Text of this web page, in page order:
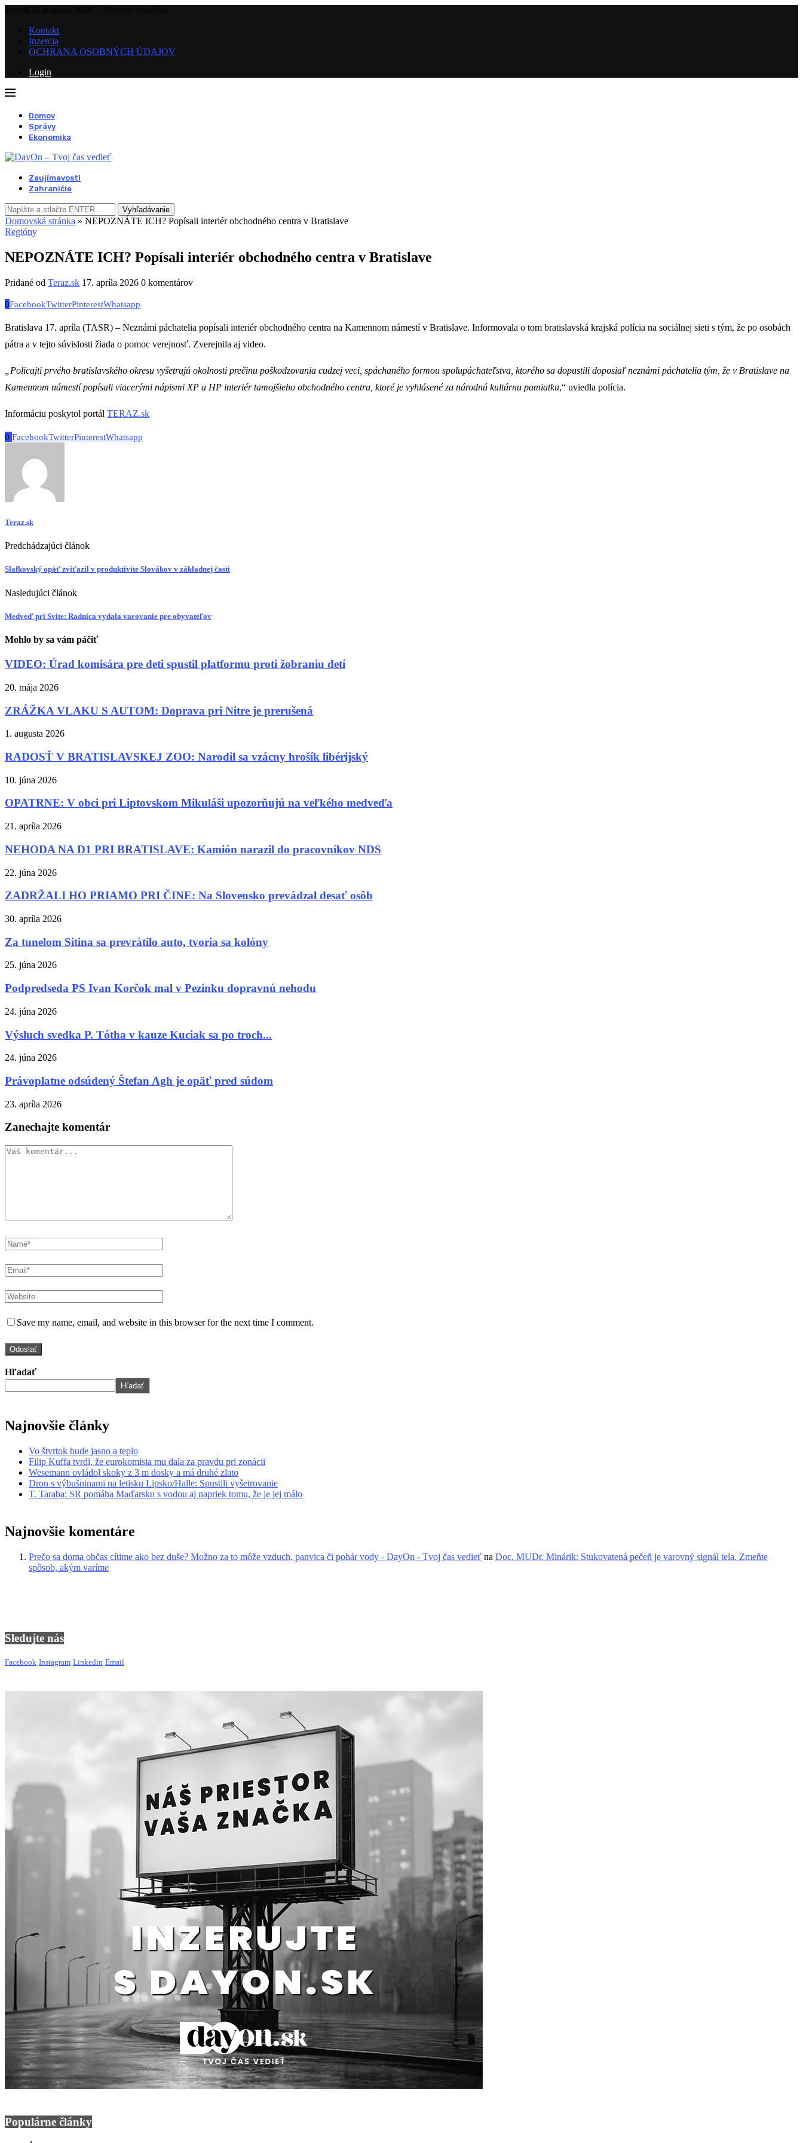
Kontakt
Inzercia
OCHRANA OSOBNÝCH ÚDAJOV
Login
Domov
Správy
Ekonomika
Zaujímavosti
Zahraničie
Vyhľadávanie
Domovská stránka » NEPOZNÁTE ICH? Popísali interiér obchodného centra v Bratislave
Regióny
NEPOZNÁTE ICH? Popísali interiér obchodného centra v Bratislave
Pridané od Teraz.sk 17. apríla 2026 0 komentárov
0FacebookTwitterPinterestWhatsapp
Bratislava 17. apríla (TASR) – Neznámi páchatelia popísali interiér obchodného centra na Kamennom námestí v Bratislave. Informovala o tom bratislavská krajská polícia na sociálnej sieti s tým, že po osobách
pátra a v tejto súvislosti žiada o pomoc verejnosť. Zverejnila aj video.
„Policajti prvého bratislavského okresu vyšetrujú okolnosti prečinu poškodzovania cudzej veci, spáchaného formou spolupáchateľstva, ktorého sa dopustili doposiaľ neznámi páchatelia tým, že v Bratislave na
Kamennom námestí popísali viacerými nápismi XP a HP interiér tamojšieho obchodného centra, ktoré je vyhlásené za národnú kultúrnu pamiatku,“ uviedla polícia.
Informáciu poskytol portál TERAZ.sk
0 FacebookTwitterPinterestWhatsapp
Teraz.sk
Predchádzajúci článok
Slafkovský opäť zvíťazil v produktivite Slovákov v základnej časti
Nasledujúci článok
Medveď pri Svite: Radnica vydala varovanie pre obyvateľov
Mohlo by sa vám páčiť
VIDEO: Úrad komisára pre deti spustil platformu proti žobraniu detí
20. mája 2026
ZRÁŽKA VLAKU S AUTOM: Doprava pri Nitre je prerušená
1. augusta 2026
RADOSŤ V BRATISLAVSKEJ ZOO: Narodil sa vzácny hrošík libérijský
10. júna 2026
OPATRNE: V obci pri Liptovskom Mikuláši upozorňujú na veľkého medveďa
21. apríla 2026
NEHODA NA D1 PRI BRATISLAVE: Kamión narazil do pracovníkov NDS
22. júna 2026
ZADRŽALI HO PRIAMO PRI ČINE: Na Slovensko prevádzal desať osôb
30. apríla 2026
Za tunelom Sitina sa prevrátilo auto, tvoria sa kolóny
25. júna 2026
Podpredseda PS Ivan Korčok mal v Pezinku dopravnú nehodu
24. júna 2026
Výsluch svedka P. Tótha v kauze Kuciak sa po troch...
24. júna 2026
Právoplatne odsúdený Štefan Agh je opäť pred súdom
23. apríla 2026
Zanechajte komentár
Save my name, email, and website in this browser for the next time I comment.
Hľadať
Hľadať
Najnovšie články
Vo štvrtok bude jasno a teplo
Filip Kuffa tvrdí, že eurokomisia mu dala za pravdu pri zonácii
Wesemann ovládol skoky z 3 m dosky a má druhé zlato
Dron s výbušninami na letisku Lipsko/Halle: Spustili vyšetrovanie
T. Taraba: SR pomáha Maďarsku s vodou aj napriek tomu, že je jej málo
Najnovšie komentáre
Prečo sa doma občas cítime ako bez duše? Možno za to môže vzduch, panvica či pohár vody - DayOn - Tvoj čas vedieť na Doc. MUDr. Minárik: Stukovatená pečeň je varovný signál tela. Zmeňte
spôsob, akým varíme
Sledujte nás
Facebook Instagram Linkedin Email
Populárne články